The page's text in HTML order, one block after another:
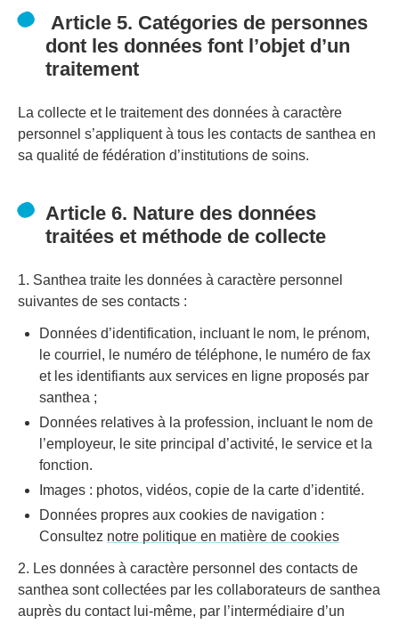
Article 5. Catégories de personnes
dont les données font l’objet d’un
traitement
La collecte et le traitement des données à caractère
personnel s’appliquent à tous les contacts de santhea en
sa qualité de fédération d’institutions de soins.
Article 6. Nature des données
traitées et méthode de collecte
1. Santhea traite les données à caractère personnel
suivantes de ses contacts :
Données d’identification, incluant le nom, le prénom,
le courriel, le numéro de téléphone, le numéro de fax
et les identifiants aux services en ligne proposés par
santhea ;
Données relatives à la profession, incluant le nom de
l’employeur, le site principal d’activité, le service et la
fonction.
Images : photos, vidéos, copie de la carte d’identité.
Données propres aux cookies de navigation :
Consultez notre politique en matière de cookies
2. Les données à caractère personnel des contacts de
santhea sont collectées par les collaborateurs de santhea
auprès du contact lui-même, par l’intermédiaire d’un